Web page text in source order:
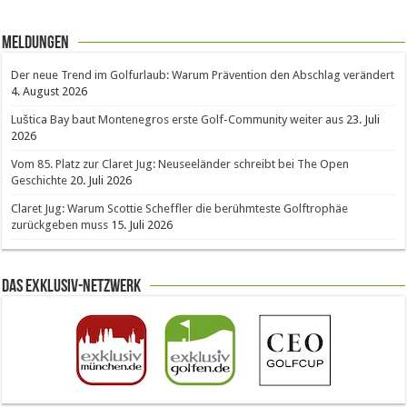
Meldungen
Der neue Trend im Golfurlaub: Warum Prävention den Abschlag verändert
4. August 2026
Luštica Bay baut Montenegros erste Golf-Community weiter aus 23. Juli
2026
Vom 85. Platz zur Claret Jug: Neuseeländer schreibt bei The Open
Geschichte 20. Juli 2026
Claret Jug: Warum Scottie Scheffler die berühmteste Golftrophäe
zurückgeben muss 15. Juli 2026
Das Exklusiv-Netzwerk